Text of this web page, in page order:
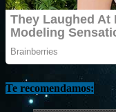
Te recomendamos: